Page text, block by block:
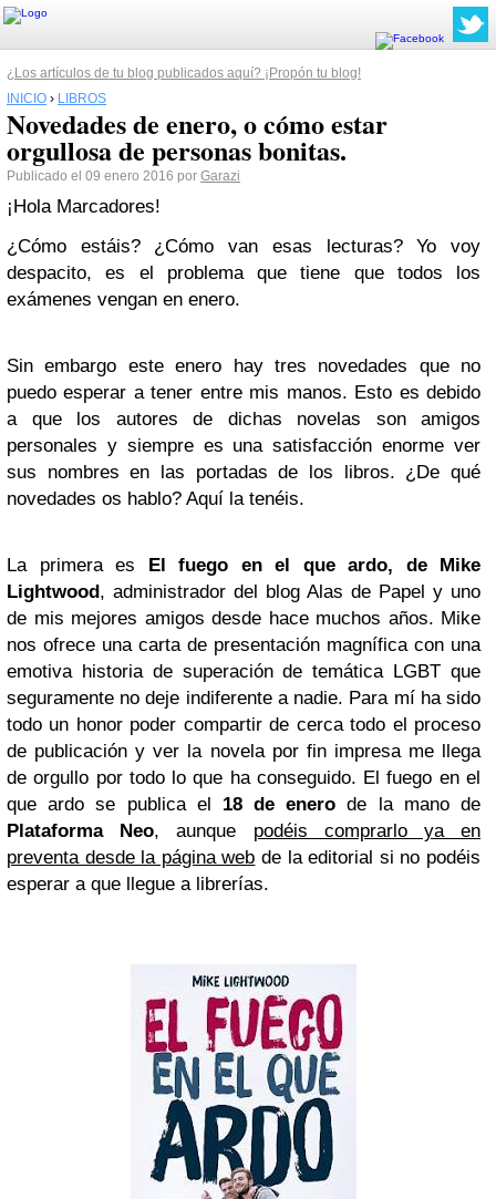
¿Los artículos de tu blog publicados aquí? ¡Propón tu blog!
INICIO › LIBROS
Novedades de enero, o cómo estar
orgullosa de personas bonitas.
Publicado el 09 enero 2016 por Garazi
¡Hola Marcadores!
¿Cómo estáis? ¿Cómo van esas lecturas? Yo voy
despacito, es el problema que tiene que todos los
exámenes vengan en enero.
Sin embargo este enero hay tres novedades que no
puedo esperar a tener entre mis manos. Esto es debido
a que los autores de dichas novelas son amigos
personales y siempre es una satisfacción enorme ver
sus nombres en las portadas de los libros. ¿De qué
novedades os hablo? Aquí la tenéis.
La primera es El fuego en el que ardo, de Mike
Lightwood, administrador del blog Alas de Papel y uno
de mis mejores amigos desde hace muchos años. Mike
nos ofrece una carta de presentación magnífica con una
emotiva historia de superación de temática LGBT que
seguramente no deje indiferente a nadie. Para mí ha sido
todo un honor poder compartir de cerca todo el proceso
de publicación y ver la novela por fin impresa me llega
de orgullo por todo lo que ha conseguido. El fuego en el
que ardo se publica el 18 de enero de la mano de
Plataforma Neo, aunque podéis comprarlo ya en
preventa desde la página web de la editorial si no podéis
esperar a que llegue a librerías.